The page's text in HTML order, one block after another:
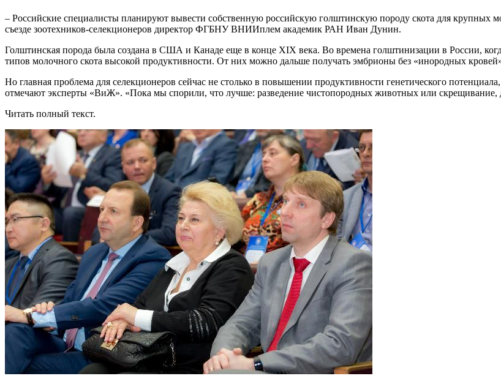
– Российские специалисты планируют вывести собственную российскую голштинскую породу скота для крупных
съезде зоотехников-селекционеров директор ФГБНУ ВНИИплем академик РАН Иван Дунин.
Голштинская порода была создана в США и Канаде еще в конце XIX века. Во времена голштинизации в России,
типов молочного скота высокой продуктивности. От них можно дальше получать эмбрионы без «инородных
Но главная проблема для селекционеров сейчас не столько в повышении продуктивности генетического
отмечают эксперты «ВиЖ». «Пока мы спорили, что лучше: разведение чистопородных животных или скрещивание,
Читать полный текст.